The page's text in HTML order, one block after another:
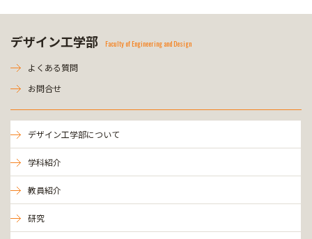
デザイン工学部 Faculty of Engineering and Design
よくある質問
お問合せ
デザイン工学部について
学科紹介
教員紹介
研究